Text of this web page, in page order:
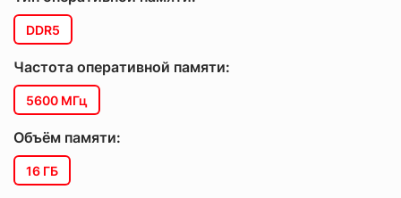
DDR5
Частота оперативной памяти:
5600 МГц
Объём памяти:
16 ГБ